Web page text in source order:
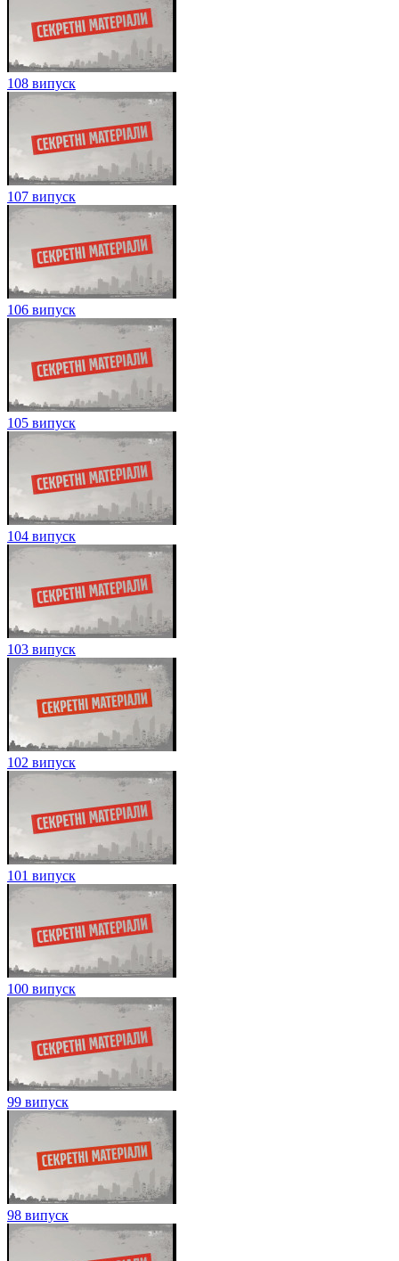
108 випуск
107 випуск
106 випуск
105 випуск
104 випуск
103 випуск
102 випуск
101 випуск
100 випуск
99 випуск
98 випуск